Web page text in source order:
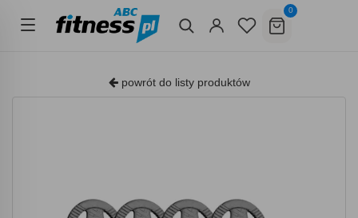
0
powrót do listy produktów